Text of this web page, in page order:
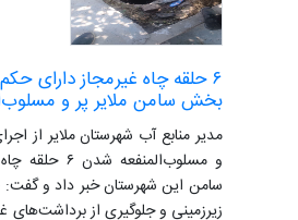
۶ حلقه چاه غیرمجاز دارای
بخش سامن ملایر پر و
مدیر منابع آب شهرستان ملایر از
و
سامن این شهرستان خبر داد و گفت:
زیرزمینی و جلوگیری از برداشت‌های